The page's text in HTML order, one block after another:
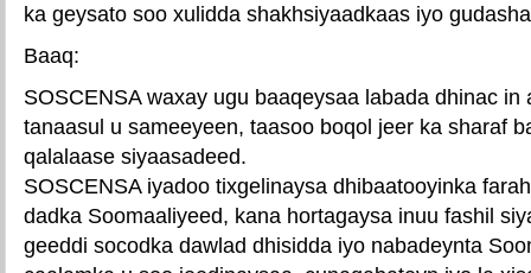
ka geysato soo xulidda shakhsiyaadkaas iyo
Baaq:
SOSCENSA waxay ugu baaqeysaa labada dhinac in
tanaasul u sameeyeen, taasoo boqol jeer ka sharaf
qalalaase siyaasadeed.
SOSCENSA iyadoo tixgelinaysa dhibaatooyinka
dadka Soomaaliyeed, kana hortagaysa inuu fashil
geeddi socodka dawlad dhisidda iyo nabadeynta